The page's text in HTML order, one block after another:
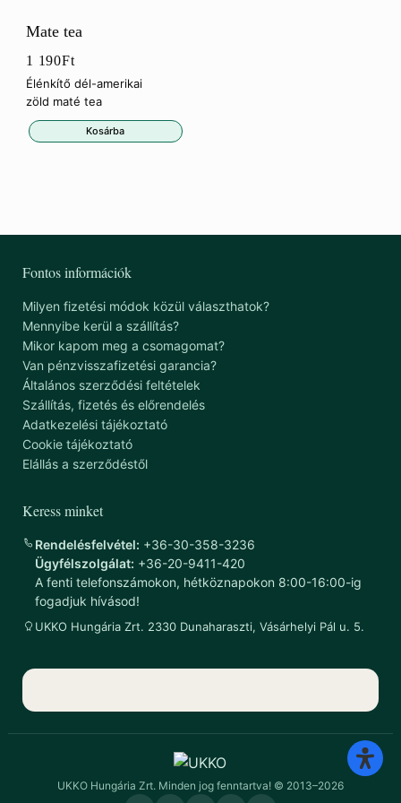
Mate tea
1 190Ft
Élénkítő dél-amerikai
zöld maté tea
Kosárba
Fontos információk
Milyen fizetési módok közül választhatok?
Mennyibe kerül a szállítás?
Mikor kapom meg a csomagomat?
Van pénzvisszafizetési garancia?
Általános szerződési feltételek
Szállítás, fizetés és előrendelés
Adatkezelési tájékoztató
Cookie tájékoztató
Elállás a szerződéstől
Keress minket
Rendelésfelvétel: +36-30-358-3236
Ügyfélszolgálat: +36-20-9411-420
A fenti telefonszámokon, hétköznapokon 8:00-16:00-ig
fogadjuk hívásod!
UKKO Hungária Zrt. 2330 Dunaharaszti, Vásárhelyi Pál u. 5.
UKKO Hungária Zrt. Minden jog fenntartva! © 2013–2026